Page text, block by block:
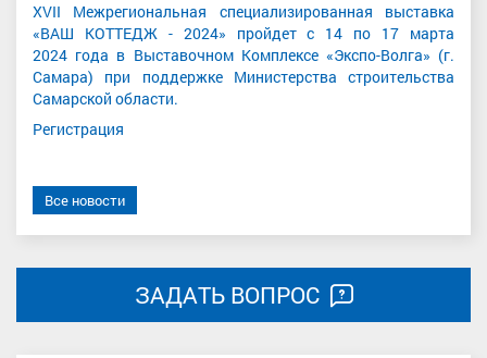
XVII Межрегиональная специализированная выставка
«ВАШ КОТТЕДЖ - 2024» пройдет с 14 по 17 марта
2024 года в Выставочном Комплексе «Экспо-Волга» (г.
Самара) при поддержке Министерства строительства
Самарской области.
Регистрация
Все новости
ЗАДАТЬ ВОПРОС